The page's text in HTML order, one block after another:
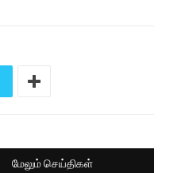
மேலும் செய்திகள்